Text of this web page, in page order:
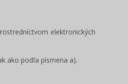
elektronických
ako podľa písmena a).